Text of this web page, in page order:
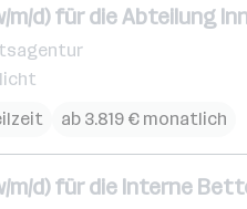
m/d) für die Abteilung
ab 3.819 € monatlich
m/d) für die Interne